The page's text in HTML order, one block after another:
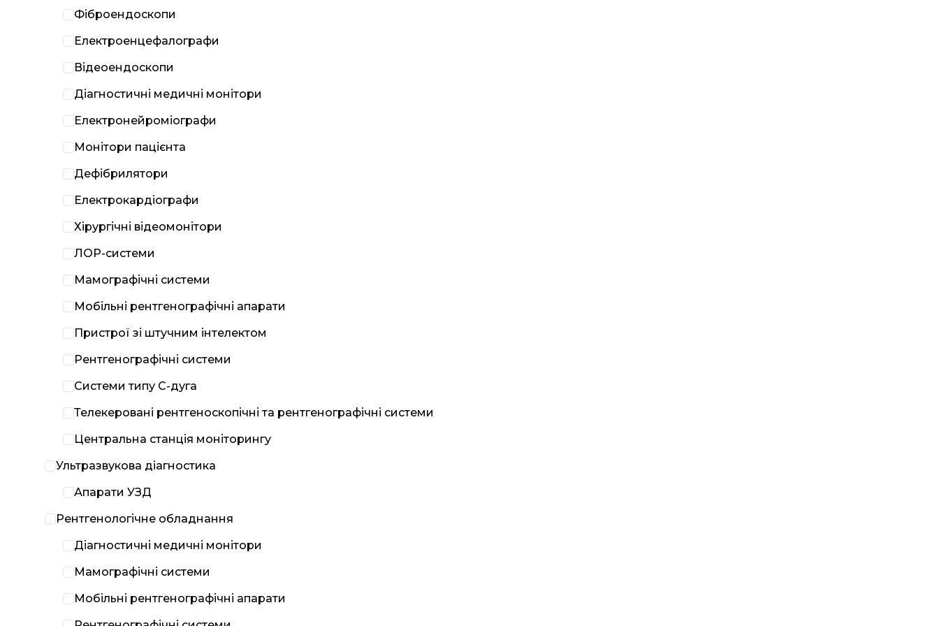
Фіброендоскопи
Електроенцефалографи
Відеоендоскопи
Діагностичні медичні монітори
Електронейроміографи
Монітори пацієнта
Дефібрилятори
Електрокардіографи
Хірургічні відеомонітори
ЛОР-системи
Мамографічні системи
Мобільні рентгенографічні апарати
Пристрої зі штучним інтелектом
Рентгенографічні системи
Системи типу С-дуга
Телекеровані рентгеноскопічні та рентгенографічні системи
Центральна станція моніторингу
Ультразвукова діагностика
Апарати УЗД
Рентгенологічне обладнання
Діагностичні медичні монітори
Мамографічні системи
Мобільні рентгенографічні апарати